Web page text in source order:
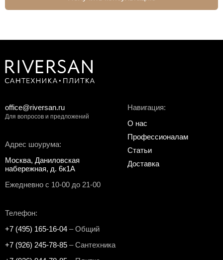
Адрес шоурума:
Москва, Даниловская
набережная, д. 6к1А
Ежедневно с 10-00 до 21-00
Телефон:
+7 (495) 165-16-04 – Общий
+7 (926) 245-78-85 – Сантехника
Навигация:
О нас
Профессионалам
Статьи
Доставка
office@riversan.ru
Для вопросов и предложений